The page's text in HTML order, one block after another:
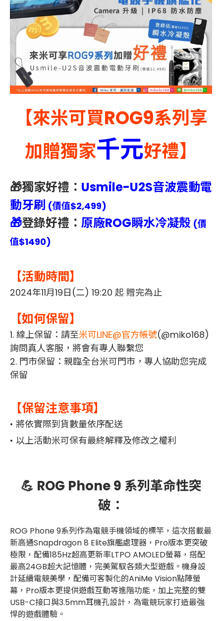
【來米可買ROG9系列享
加贈獨家千元好禮】
🎁獨家好禮： Usmile-U2S音波震動電
動牙刷 (價值$2,499)
🎁登錄好禮： 原廠ROG瞬水冷凝殼 (價
值$1490)
【活動時間】
2024年11月19日(二) 19:20 起 贈完為止
【如何保留】
1. 線上保留：請至米可LINE@官方帳號(@miko168)
詢問真人客服，將會有專人聯繫您
2. 門市保留：親臨全台米可門市，專人協助您完成
保留
【保留注意事項】
• 將依實際到貨數量依序配送
• 以上活動米可保有最終解釋及修改之權利
💪 ROG Phone 9 系列革命性突
破：
ROG Phone 9系列作為電競手機領域的標竿，這次搭載最
新高通Snapdragon 8 Elite旗艦處理器，Pro版本更突破
極限，配備185Hz超高更新率LTPO AMOLED螢幕，搭配
最高24GB超大記憶體，完美駕馭各類大型遊戲。機身設
計延續電競美學，配備可客製化的AniMe Vision點陣螢
幕，Pro版本更提供遊戲互動等進階功能，加上完整的雙
USB-C接口與3.5mm耳機孔設計，為電競玩家打造最強
悍的遊戲體驗。